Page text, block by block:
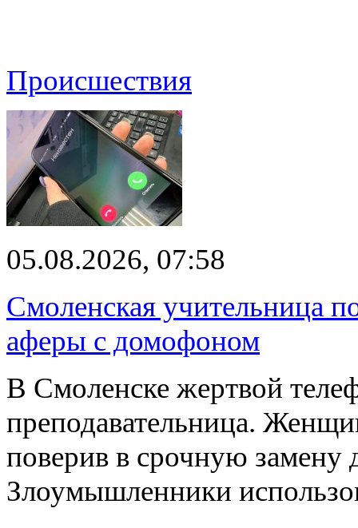
Происшествия
05.08.2026, 07:58
Смоленская учительница
аферы с домофоном
В Смоленске жертвой
преподавательница.
поверив в срочную замену
Злоумышленники